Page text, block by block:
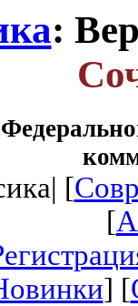
:
[
[
] [